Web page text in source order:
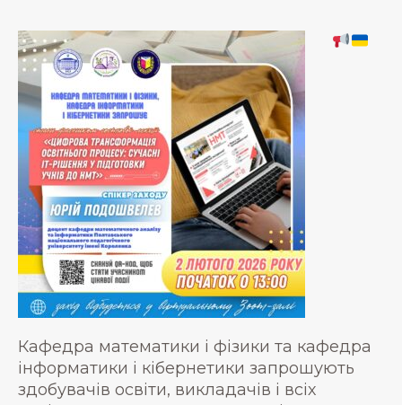
Кафедра математики і фізики та кафедра
інформатики і кібернетики запрошують
здобувачів освіти, викладачів і всіх